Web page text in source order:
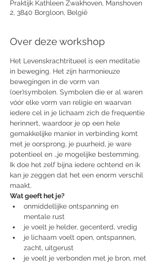
Praktijk Kathleen Zwakhoven, Manshoven
2, 3840 Borgloon, België
Over deze workshop
Het Levenskrachtritueel is een meditatie
in beweging. Het zijn harmonieuze
bewegingen in de vorm van
(oer)symbolen. Symbolen die er al waren
vóór elke vorm van religie en waarvan
iedere cel in je lichaam zich de frequentie
herinnert, waardoor je op een hele
gemakkelijke manier in verbinding komt
met je oorsprong, je puurheid, je ware
potentieel en …je mogelijke bestemming.
Ik doe het zelf bijna iedere ochtend en ik
kan je zeggen dat het een enorm verschil
maakt.
Wat geeft het je?
onmiddellijke ontspanning en
mentale rust
je voelt je helder, gecenterd, vredig
je lichaam voelt open, ontspannen,
zacht, uitgerust
je voelt je verbonden met je bron, met